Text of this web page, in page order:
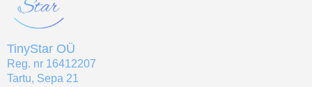
TinyStar OÜ
Reg. nr 16412207
Tartu, Sepa 21